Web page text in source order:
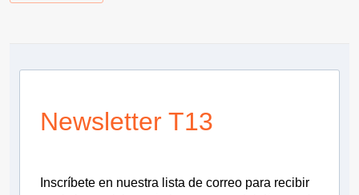
Newsletter T13
Inscríbete en nuestra lista de correo para recibir